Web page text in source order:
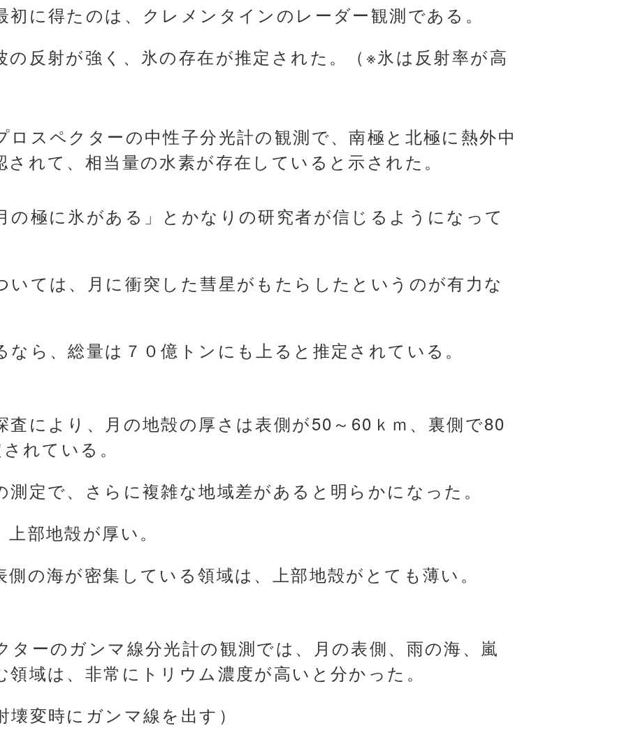
初に得たのは、クレメンタインのレーダー観測である。
の反射が強く、氷の存在が推定された。（※氷は反射率が高
ロスペクターの中性子分光計の観測で、南極と北極に熱外中
れて、相当量の水素が存在していると示された。
の極に氷がある」とかなりの研究者が信じるようになって
いては、月に衝突した彗星がもたらしたというのが有力な
なら、総量は７０億トンにも上ると推定されている。
査により、月の地殻の厚さは表側が50～60ｋｍ、裏側で80
れている。
測定で、さらに複雑な地域差があると明らかになった。
部地殻が厚い。
の海が密集している領域は、上部地殻がとても薄い。
ターのガンマ線分光計の観測では、月の表側、雨の海、嵐
領域は、非常にトリウム濃度が高いと分かった。
壊変時にガンマ線を出す）